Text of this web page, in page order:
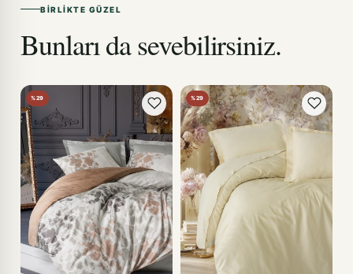
BIRLIKTE GÜZEL
Bunları da sevebilirsiniz.
%29 %29